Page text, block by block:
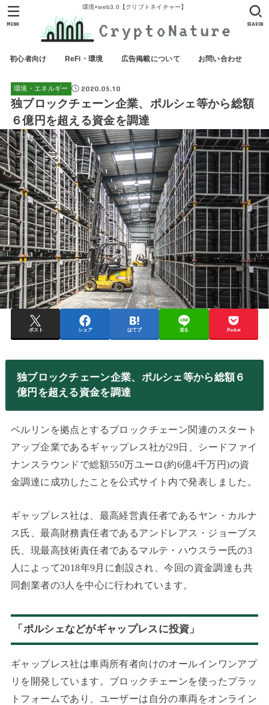
環境×web3.0【クリプトネイチャー】
初心者向け ReFi・環境 広告掲載について お問い合わせ
SEARCH
MENU
環境・エネルギー 2020.05.10
独ブロックチェーン企業、ポルシェ等から総額
６億円を超える資金を調達
ポスト シェア はてブ 送る Pocket
独ブロックチェーン企業、ポルシェ等から総額６
億円を超える資金を調達
ベルリンを拠点とするブロックチェーン関連のスタート
アップ企業であるギャップレス社が29日、シードファイ
ナンスラウンドで総額550万ユーロ(約6億4千万円)の資
金調達に成功したことを公式サイト内で発表しました。
ギャップレス社は、最高経営責任者であるヤン・カルナ
ス氏、最高財務責任者であるアンドレアス・ジョーブス
氏、現最高技術責任者であるマルテ・ハウスラー氏の3
人によって2018年9月に創設され、今回の資金調達も共
同創業者の3人を中心に行われています。
「ポルシェなどがギャップレスに投資」
ギャップレス社は車両所有者向けのオールインワンアプ
リを開発しています。ブロックチェーンを使ったプラッ
トフォームであり、ユーザーは自分の車両をオンライン